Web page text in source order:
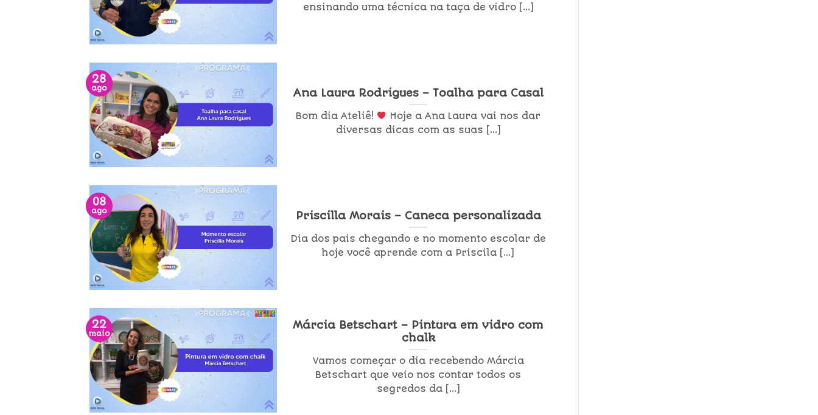
ensinando uma técnica na taça de vidro [...]
Ana Laura Rodrigues – Toalha para Casal
Bom dia Ateliê!
Hoje a Ana Laura vai nos dar
diversas dicas com as suas [...]
28
ago
Priscilla Morais – Caneca personalizada
Dia dos pais chegando e no momento escolar de
hoje você aprende com a Priscila [...]
08
ago
Márcia Betschart – Pintura em vidro com
chalk
Vamos começar o dia recebendo Márcia
Betschart que veio nos contar todos os
segredos da [...]
22
maio